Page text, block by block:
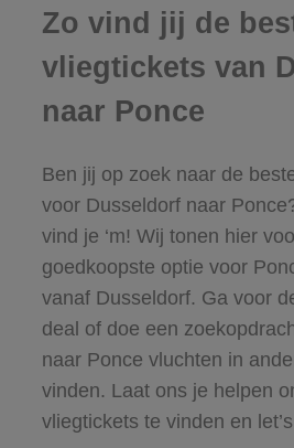
Zo vind jij de
vliegtickets van
naar Ponce
Ben jij op zoek naar de
voor Dusseldorf naar
vind je ‘m! Wij tonen hier
goedkoopste optie voor
vanaf Dusseldorf. Ga voor
deal of doe een
naar Ponce vluchten in
vinden. Laat ons je helpen
vliegtickets te vinden en